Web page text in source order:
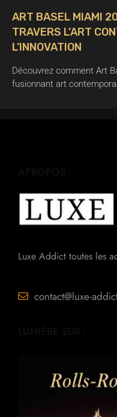
ART BASEL MIAMI
TRAVERS L’ART
L’INNOVATION
Découvrez comment Art
fusionnant art
Luxe Addict toutes les
contact@luxe-